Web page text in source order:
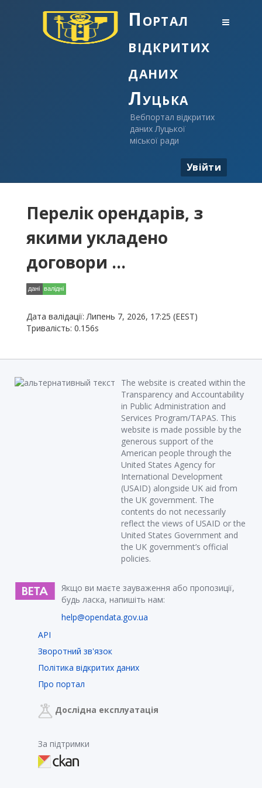
Портал
відкритих
даних
Луцька
Вебпортал відкритих
даних Луцької
міської ради
Увійти
Перелік орендарів, з
якими укладено
договори ...
Дата валідації: Липень 7, 2026, 17:25 (EEST)
Тривалість: 0.156s
The website is created within the
Transparency and Accountability
in Public Administration and
Services Program/TAPAS. This
website is made possible by the
generous support of the
American people through the
United States Agency for
International Development
(USAID) alongside UK aid from
the UK government. The
contents do not necessarily
reflect the views of USAID or the
United States Government and
the UK government’s official
policies.
Якщо ви маєте зауваження або пропозиції,
будь ласка, напишіть нам:
help@opendata.gov.ua
API
Зворотний зв'язок
Політика відкритих даних
Про портал
Дослідна експлуатація
За підтримки